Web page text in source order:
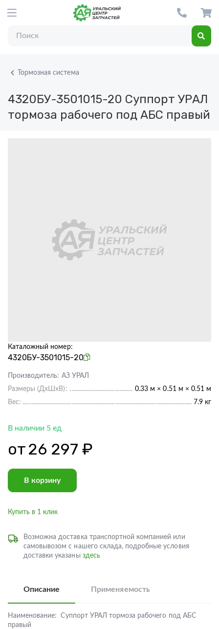
Тормозная система
4320БУ-3501015-20 Суппорт УРАЛ
тормоза рабочего под АБС правый
Каталожный номер:
4320БУ-3501015-20
Производитель: АЗ УРАЛ
Размеры (ДхШхВ):
0.33 м × 0.51 м × 0.51 м
Вес:
7.9 кг
В наличии 5 ед
от26 297 ₽
В корзину
Купить в 1 клик
Возможна доставка транспортной компанией или
самовывозом с нашего склада, подробные условия
доставки указаны здесь
Описание Применяемость
Наименование:
Суппорт УРАЛ тормоза рабочего под АБС
правый